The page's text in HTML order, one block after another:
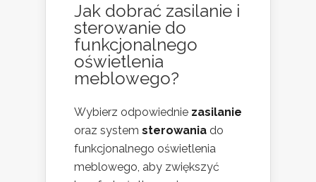
Jak dobrać zasilanie i
sterowanie do
funkcjonalnego
oświetlenia
meblowego?
Wybierz odpowiednie zasilanie
oraz system sterowania do
funkcjonalnego oświetlenia
meblowego, aby zwiększyć